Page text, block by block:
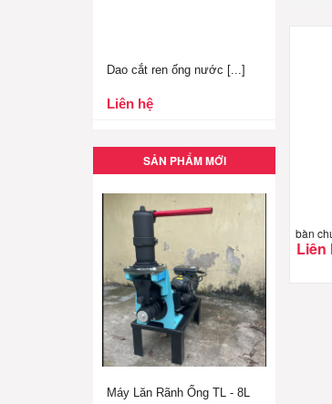
Dao cắt ren ống nước [...]
Liên hệ
SẢN PHẨM MỚI
Máy Lăn Rãnh Ống TL - 8L
bàn
Liên